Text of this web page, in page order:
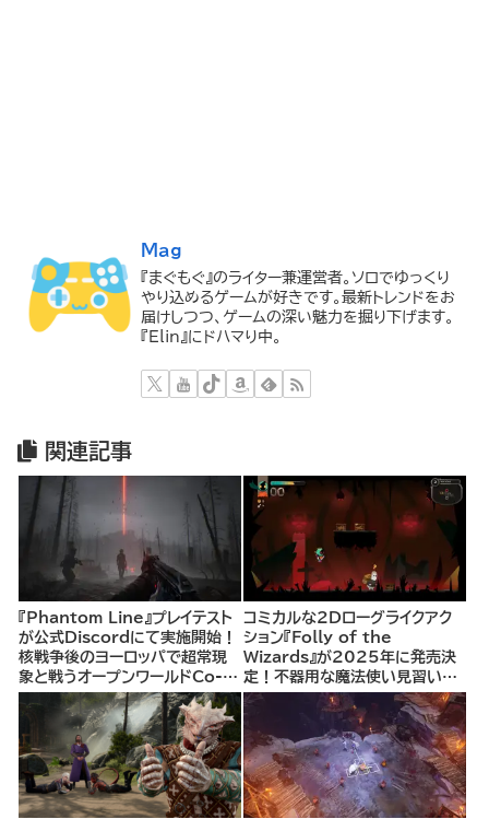
Mag
『まぐもぐ』のライター兼運営者。ソロでゆっくり
やり込めるゲームが好きです。最新トレンドをお
届けしつつ、ゲームの深い魅力を掘り下げます。
『Elin』にドハマり中。
関連記事
『Phantom Line』プレイテスト
が公式Discordにて実施開始！
核戦争後のヨーロッパで超常現
象と戦うオープンワールドCo-
opシューター
コミカルな2Dローグライクアク
ション『Folly of the
Wizards』が2025年に発売決
定！不器用な魔法使い見習いと
して、ランダム生成ダンジョンを
探索し、世界を救う冒険へ。